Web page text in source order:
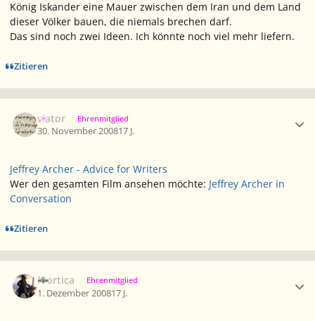
König Iskander eine Mauer zwischen dem Iran und dem Land
dieser Völker bauen, die niemals brechen darf.
Das sind noch zwei Ideen. Ich könnte noch viel mehr liefern.
Zitieren
viator Ehrenmitglied
30. November 200817 J.
Jeffrey Archer - Advice for Writers
Wer den gesamten Film ansehen möchte: Jeffrey Archer in
Conversation
Zitieren
Mortica Ehrenmitglied
1. Dezember 200817 J.